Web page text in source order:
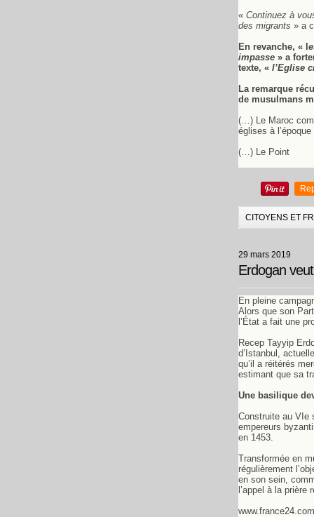
« Continuez à
des migrants » a
En revanche, « l
impasse » a
texte, « l’Eglise
La remarque
de musulmans
(…) Le Maroc
églises à
(…) Le Point
CITOYENS ET
29 mars 2019
Erdogan
En pleine
Alors que son
l’État a fait une
Recep Tayyip
d’Istanbul,
qu’il a réitérés
estimant que sa
Une basilique
Construite au VI e
empereurs
en 1453.
Transformée en
régulièrement
en son sein,
l’appel à la
www.france24.com